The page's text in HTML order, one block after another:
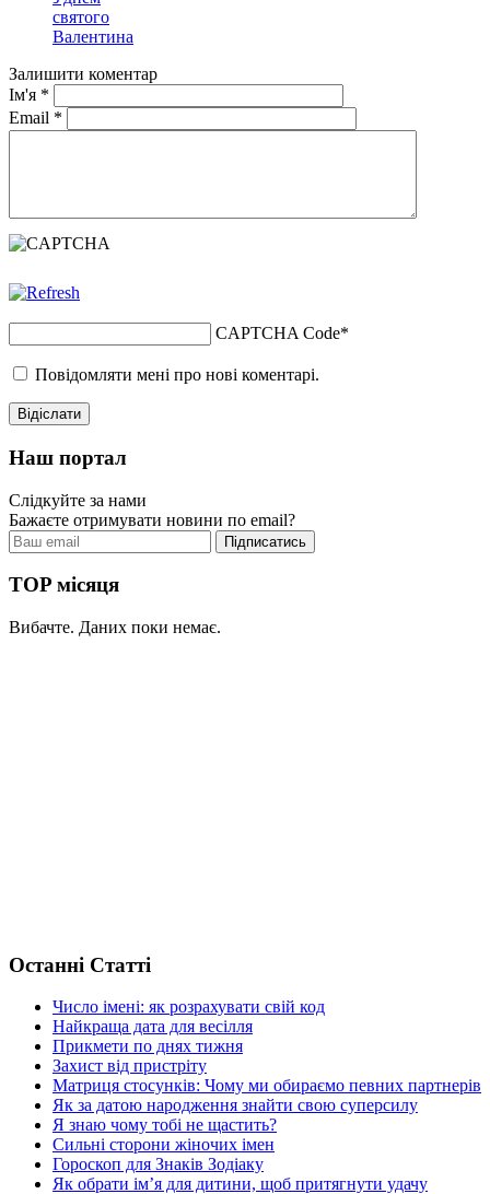
святого
Валентина
Залишити коментар
Ім'я *
Email *
CAPTCHA Code*
Повідомляти мені про нові коментарі.
Наш портал
Слідкуйте за нами
Бажаєте отримувати новини по email?
TOP місяця
Вибачте. Даних поки немає.
Останні Статті
Число імені: як розрахувати свій код
Найкраща дата для весілля
Прикмети по днях тижня
Захист від пристріту
Матриця стосунків: Чому ми обираємо певних партнерів
Як за датою народження знайти свою суперсилу
Я знаю чому тобі не щастить?
Сильні сторони жіночих імен
Гороскоп для Знаків Зодіаку
Як обрати ім’я для дитини, щоб притягнути удачу